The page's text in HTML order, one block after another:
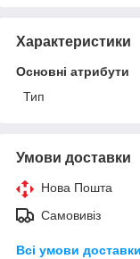
Характеристики
Основні атрибути
Тип
Умови доставки
Нова Пошта
Самовивіз
Всі умови доставки